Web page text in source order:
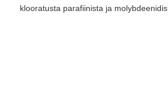
klooratusta parafiinista ja